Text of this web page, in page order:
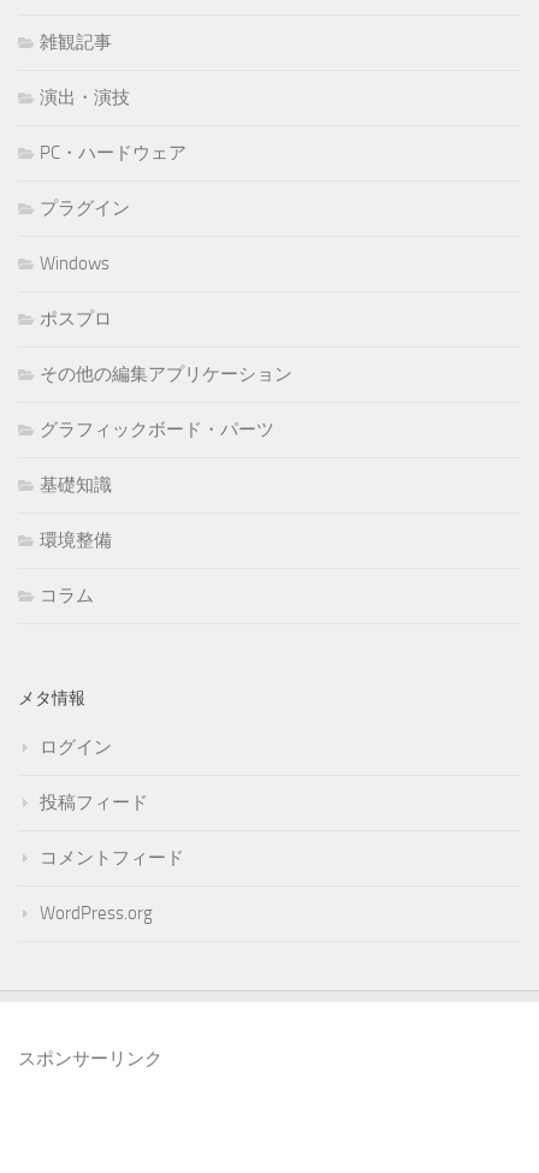
雑観記事
演出・演技
PC・ハードウェア
プラグイン
Windows
ポスプロ
その他の編集アプリケーション
グラフィックボード・パーツ
基礎知識
環境整備
コラム
メタ情報
ログイン
投稿フィード
コメントフィード
WordPress.org
スポンサーリンク